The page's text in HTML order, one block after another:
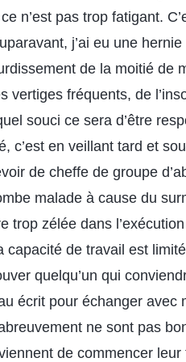
n’est pas trop fatigant.
j’ai eu une
de la moitié de
vertiges fréquents, de
souci ce sera d’être
c’est en veillant tard et
de cheffe de groupe
malade à cause du
trop zélée dans
capacité de travail est
quelqu’un qui
écrit pour échanger
ne sont pas
de commencer